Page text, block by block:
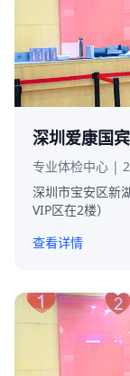
深圳爱康国
专业体检中心 |
深圳市宝安区新
VIP区在2楼）
查看详情